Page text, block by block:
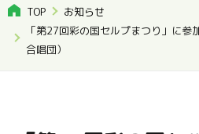
TOP
お知らせ
「第27回彩の国セルプまつり」に参
合唱団）